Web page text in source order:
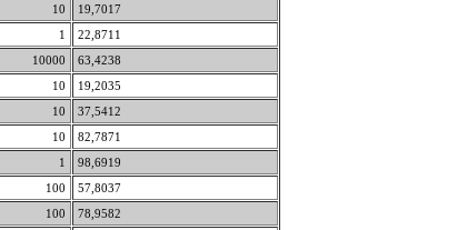
10
19,7017
1
22,8711
10000
63,4238
10
19,2035
10
37,5412
10
82,7871
1
98,6919
100
57,8037
100
78,9582